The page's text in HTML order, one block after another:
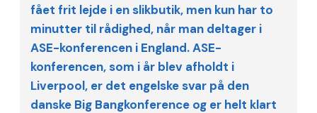
fået frit lejde i en slikbutik, men kun har to
minutter til rådighed, når man deltager i
ASE-konferencen i England. ASE-
konferencen, som i år blev afholdt i
Liverpool, er det engelske svar på den
danske Big Bangkonference og er helt klart